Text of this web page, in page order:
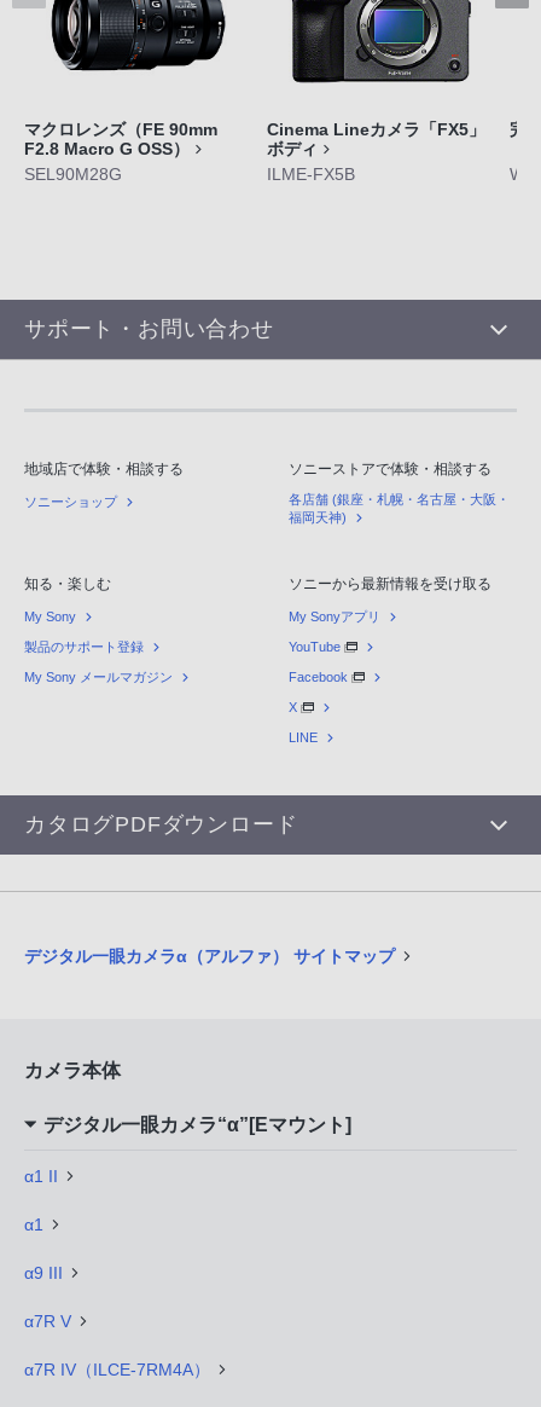
マクロレンズ（FE 90mm
F2.8 Macro G OSS）
SEL90M28G
Cinema Lineカメラ「FX5」
ボディ
ILME-FX5B
完
サポート・お問い合わせ
地域店で体験・相談する
ソニーショップ
ソニーストアで体験・相談する
各店舗 (銀座・札幌・名古屋・大阪・
福岡天神)
知る・楽しむ
My Sony
製品のサポート登録
My Sony メールマガジン
ソニーから最新情報を受け取る
My Sonyアプリ
YouTube
Facebook
X
LINE
カタログPDFダウンロード
デジタル一眼カメラα（アルファ） サイトマップ
カメラ本体
デジタル一眼カメラ“α”[Eマウント]
α1 II
α1
α9 III
α7R V
α7R IV（ILCE-7RM4A）